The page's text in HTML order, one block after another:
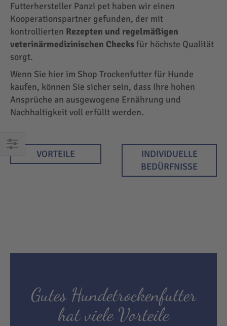
EINKAUFEN
Futterhersteller Panzi pet haben wir einen
Kooperationspartner gefunden, der mit
kontrollierten Rezepten und regelmäßigen
veterinärmedizinischen Checksfür höchste Qualität
sorgt.
Wenn Sie hier im Shop Trockenfutter für Hunde
kaufen, können Sie sicher sein, dass Ihre hohen
Ansprüche an ausgewogene Ernährung und
Nachhaltigkeit voll erfüllt werden.
VORTEILE
INDIVIDUELLE
BEDÜRFNISSE
Gutes Hundetrockenfutter
hat viele Vorteile